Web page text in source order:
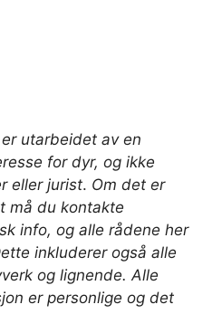
utarbeidet av en
for dyr, og ikke
eller jurist. Om det er
må du kontakte
info, og alle rådene her
inkluderer også alle
og lignende. Alle
er personlige og det